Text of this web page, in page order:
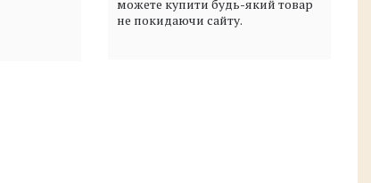
можете купити будь-який товар
не покидаючи сайту.